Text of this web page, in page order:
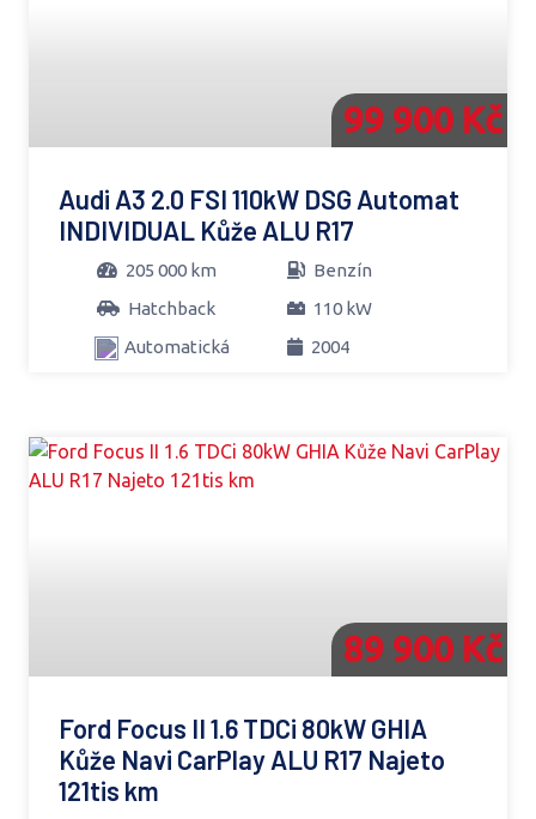
99 900 Kč
Audi A3 2.0 FSI 110kW DSG Automat
INDIVIDUAL Kůže ALU R17
205 000 km
Benzín
Hatchback
110 kW
Automatická
2004
89 900 Kč
Ford Focus II 1.6 TDCi 80kW GHIA
Kůže Navi CarPlay ALU R17 Najeto
121tis km